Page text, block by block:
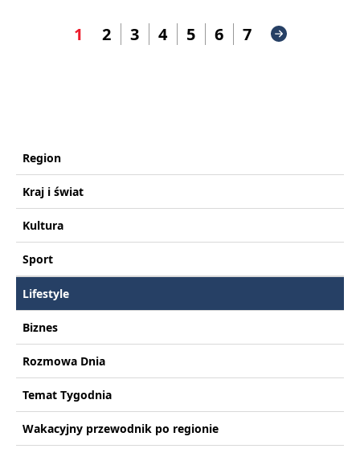
1 2 3 4 5 6 7
Region
Kraj i świat
Kultura
Sport
Lifestyle
Biznes
Rozmowa Dnia
Temat Tygodnia
Wakacyjny przewodnik po regionie